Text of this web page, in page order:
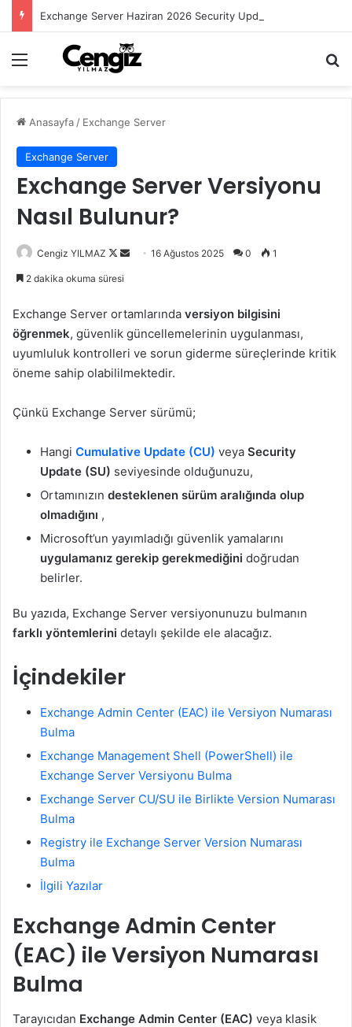
Menü
Anasayfa / Exchange Server
Exchange Server
Exchange Server Versiyonu
Nasıl Bulunur?
Cengiz YILMAZ
Follow
Bir
göndermek
16 Ağustos 2025 0 1
2 dakika okuma süresi
Exchange Server ortamlarında versiyon bilgisini
öğrenmek, güvenlik güncellemelerinin uygulanması,
uyumluluk kontrolleri ve sorun giderme süreçlerinde kritik
öneme sahip olabililmektedir.
Çünkü Exchange Server sürümü;
Hangi Cumulative Update (CU) veya Security
Update (SU) seviyesinde olduğunuzu,
Ortamınızın desteklenen sürüm aralığında olup
olmadığını ,
Microsoft’un yayımladığı güvenlik yamalarını
uygulamanız gerekip gerekmediğini doğrudan
belirler.
Bu yazıda, Exchange Server versiyonunuzu bulmanın
farklı yöntemlerini detaylı şekilde ele alacağız.
İçindekiler
Exchange Admin Center (EAC) ile Versiyon Numarası
Bulma
Exchange Management Shell (PowerShell) ile
Exchange Server Versiyonu Bulma
Exchange Server CU/SU ile Birlikte Version Numarası
Bulma
Registry ile Exchange Server Version Numarası
Bulma
İlgili Yazılar
Exchange Admin Center
(EAC) ile Versiyon Numarası
Bulma
Tarayıcıdan Exchange Admin Center (EAC) veya klasik